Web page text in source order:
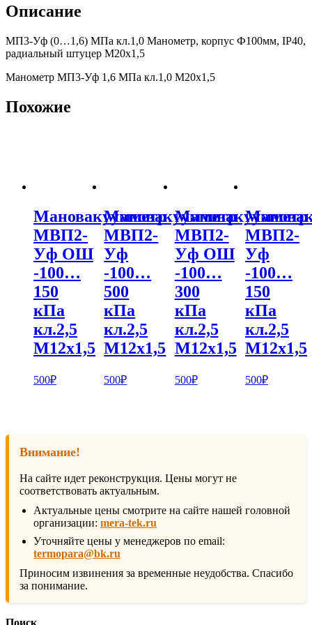
Описание
МП3-Уф (0…1,6) МПа кл.1,0 Манометр, корпус Ф100мм, IP40,
радиальный штуцер М20х1,5
Манометр МП3-Уф 1,6 МПа кл.1,0 М20х1,5
Похожие
Мановакуумметр
МВП2-
Уф ОШ
-100…
150
кПа
кл.2,5
М12х1,5
500₽
Мановакуумметр
МВП2-
Уф
-100…
500
кПа
кл.2,5
М12х1,5
500₽
Мановакуумметр
МВП2-
Уф ОШ
-100…
300
кПа
кл.2,5
М12х1,5
500₽
МВП2-
Уф
-100…
150
кПа
кл.2,5
М12х1,5
500₽
Внимание!
На сайте идет реконструкция. Цены могут не
соответствовать актуальным.
Актуальные цены смотрите на сайте нашей головной
организации: mera-tek.ru
Уточняйте цены у менеджеров по email:
termopara@bk.ru
Приносим извинения за временные неудобства. Спасибо
за понимание.
Поиск